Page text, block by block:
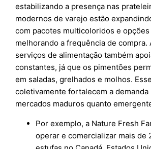
estabilizando a presença nas
modernos de varejo estão
com pacotes multicoloridos e
melhorando a frequência de compra.
serviços de alimentação também
constantes, já que os pimentões
em saladas, grelhados e molhos.
coletivamente fortalecem a demanda
mercados maduros quanto
Por exemplo, a Nature Fresh
operar e comercializar mais de